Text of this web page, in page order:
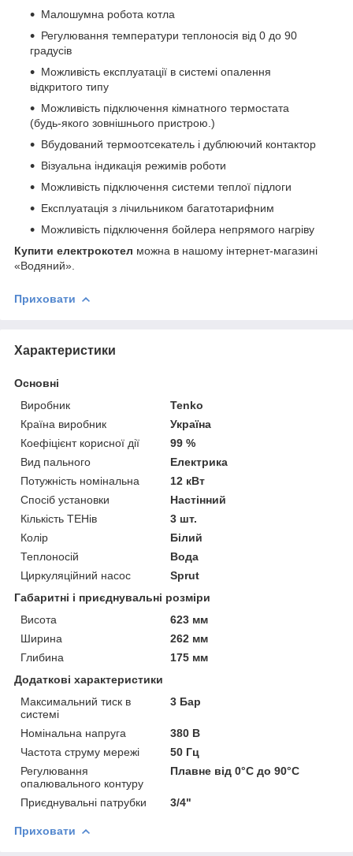
Малошумна робота котла
Регулювання температури теплоносія від 0 до 90
градусів
Можливість експлуатації в системі опалення
відкритого типу
Можливість підключення кімнатного термостата
(будь-якого зовнішнього пристрою.)
Вбудований термоотсекатель і дублюючий контактор
Візуальна індикація режимів роботи
Можливість підключення системи теплої підлоги
Експлуатація з лічильником багатотарифним
Можливість підключення бойлера непрямого нагріву
Купити електрокотел можна в нашому інтернет-магазині
«Водяний».
Приховати
Характеристики
Основні
Виробник
Tenko
Країна виробник
Україна
Коефіцієнт корисної дії
99 %
Вид пального
Електрика
Потужність номінальна
12 кВт
Спосіб установки
Настінний
Кількість ТЕНів
3 шт.
Колір
Білий
Теплоносій
Вода
Циркуляційний насос
Sprut
Габаритні і приєднувальні розміри
Висота
623 мм
Ширина
262 мм
Глибина
175 мм
Додаткові характеристики
Максимальний тиск в
системі
3 Бар
Номінальна напруга
380 В
Частота струму мережі
50 Гц
Регулювання
опалювального контуру
Плавне від 0°С до 90°С
Приєднувальні патрубки 3/4"
Приховати